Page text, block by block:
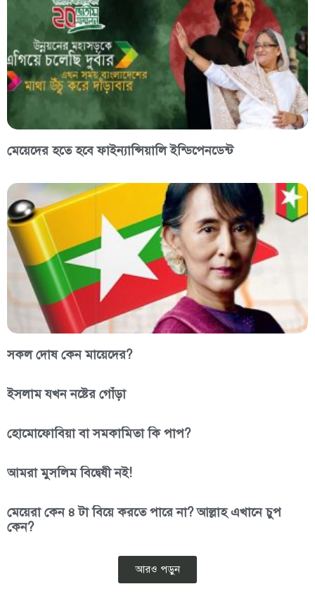
মেয়েদের হতে হবে ফাইন্যান্সিয়ালি ইন্ডিপেনডেন্ট
সকল দোষ কেন মায়েদের?
ইসলাম যখন নষ্টের গোঁড়া
হোমোফোবিয়া বা সমকামিতা কি পাপ?
আমরা মুসলিম বিদ্বেষী নই!
মেয়েরা কেন ৪ টা বিয়ে করতে পারে না? আল্লাহ এখানে চুপ
কেন?
আরও পড়ুন